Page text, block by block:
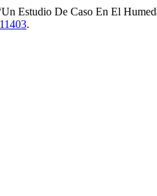
Estudio De Caso En El
.